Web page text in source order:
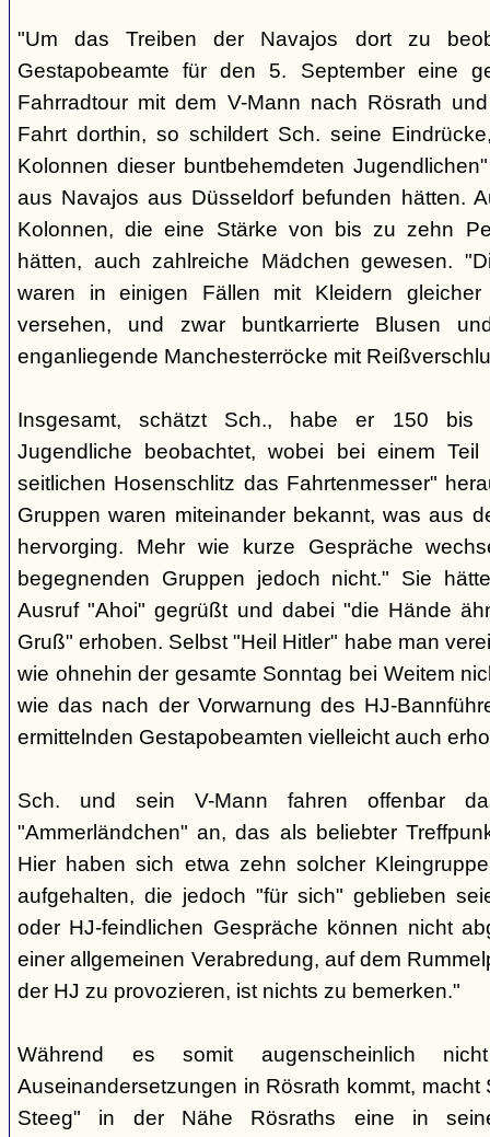
"Um das Treiben der Navajos dort zu
Gestapobeamte für den 5. September eine
Fahrradtour mit dem V-Mann nach Rösrath
Fahrt dorthin, so schildert Sch. seine
Kolonnen dieser buntbehemdeten
aus Navajos aus Düsseldorf befunden hätten.
Kolonnen, die eine Stärke von bis zu zehn
hätten, auch zahlreiche Mädchen gewesen.
waren in einigen Fällen mit Kleidern
versehen, und zwar buntkarrierte Blusen
enganliegende Manchesterröcke mit
Insgesamt, schätzt Sch., habe er 150 bis
Jugendliche beobachtet, wobei bei einem
seitlichen Hosenschlitz das Fahrtenmesser"
Gruppen waren miteinander bekannt, was aus
hervorging. Mehr wie kurze Gespräche
begegnenden Gruppen jedoch nicht." Sie
Ausruf "Ahoi" gegrüßt und dabei "die Hände
Gruß" erhoben. Selbst "Heil Hitler" habe man
wie ohnehin der gesamte Sonntag bei Weitem
wie das nach der Vorwarnung des HJ-
ermittelnden Gestapobeamten vielleicht auch
Sch. und sein V-Mann fahren offenbar
"Ammerländchen" an, das als beliebter
Hier haben sich etwa zehn solcher
aufgehalten, die jedoch "für sich" geblieben
oder HJ-feindlichen Gespräche können nicht
einer allgemeinen Verabredung, auf dem
der HJ zu provozieren, ist nichts zu bemerken."
Während es somit augenscheinlich
Auseinandersetzungen in Rösrath kommt, macht
Steeg" in der Nähe Rösraths eine in